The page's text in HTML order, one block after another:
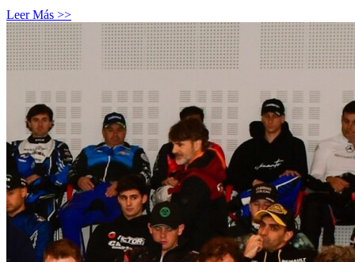
Leer Más >>